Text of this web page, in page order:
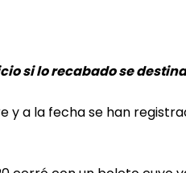
si lo recabado se
y a la fecha se han